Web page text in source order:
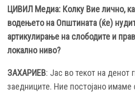
ЦИВИЛ Медиа: Колку Вие лично,
водењето на Општината (ќе)
артикулирање на слободите и
локално ниво?
ЗАХАРИЕВ: Јас во текот на денот
заедниците. Ние постојано имаме